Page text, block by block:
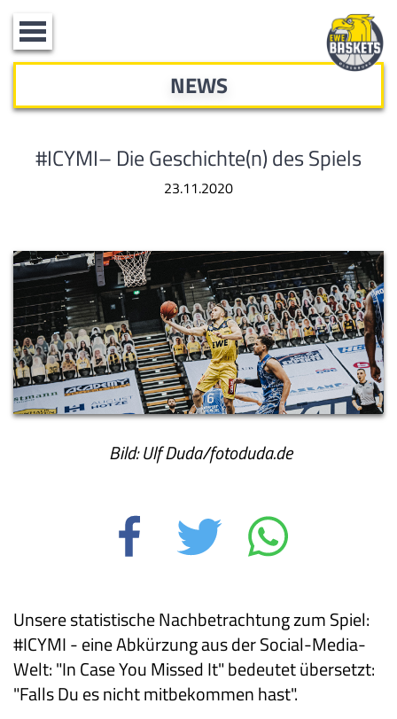
Toggle
navigation
NEWS
#ICYMI– Die Geschichte(n) des Spiels
23.11.2020
Bild: Ulf Duda/fotoduda.de
Unsere statistische Nachbetrachtung zum Spiel:
#ICYMI - eine Abkürzung aus der Social-Media-
Welt: "In Case You Missed It" bedeutet übersetzt:
"Falls Du es nicht mitbekommen hast".